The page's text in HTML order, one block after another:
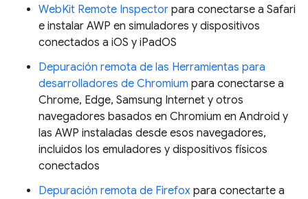
WebKit Remote Inspector para conectarse a Safari
e instalar AWP en simuladores y dispositivos
conectados a iOS y iPadOS
Depuración remota de las Herramientas para
desarrolladores de Chromium para conectarse a
Chrome, Edge, Samsung Internet y otros
navegadores basados en Chromium en Android y
las AWP instaladas desde esos navegadores,
incluidos los emuladores y dispositivos físicos
conectados
Depuración remota de Firefox para conectarte a